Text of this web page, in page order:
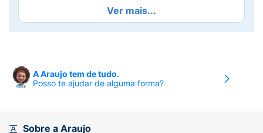
foram cientificamente
desenvolvidos para garantir que a insulina
seja depositada com precisão no tecido
mesmo em pacientes mais magros ou
crianças. A agulha integrada possui
Ver mais...
A Araujo tem de tudo.
Posso te ajudar de alguma forma?
Sobre a Araujo